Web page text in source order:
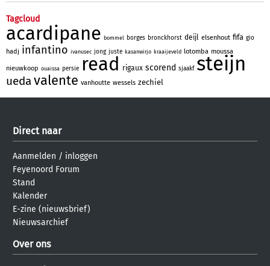
Tagcloud
acardipane bommel borges bronckhorst deijl elsenhout fifa gio
hadj infantino ivanusec jong juste kasanwirjo kraaijeveld lotomba moussa
nieuwkoop ouaissa persie read rigaux scorend sjaakf steijn
uedavalente vanhoutte wessels zechiel
Direct naar
Aanmelden / inloggen
Feyenoord Forum
Stand
Kalender
E-zine (nieuwsbrief)
Nieuwsarchief
Over ons